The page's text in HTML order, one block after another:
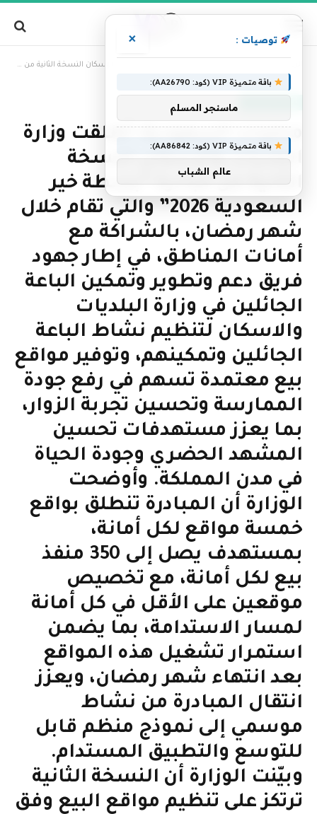
محليات السعودية: أطلقت وزارة البلديات والإسكان النسخة الثانية من مبادرة “بسطة خير السعودية 2026” والتي تقام خلال شهر رمضان، بالشراكة مع أمانات المناطق، في إطار جهود فريق دعم وتطوير وتمكين الباعة الجائلين في وزارة البلديات والاسكان لتنظيم نشاط الباعة الجائلين وتمكينهم، وتوفير مواقع بيع معتمدة تسهم في رفع جودة الممارسة وتحسين تجربة الزوار، بما يعزز مستهدفات تحسين المشهد الحضري وجودة الحياة في مدن المملكة. وأوضحت الوزارة أن المبادرة تنطلق بواقع خمسة مواقع لكل أمانة، بمستهدف يصل إلى 350 منفذ بيع لكل أمانة، مع تخصيص موقعين على الأقل في كل أمانة لمسار الاستدامة، بما يضمن استمرار تشغيل هذه المواقع بعد انتهاء شهر رمضان، ويعزز انتقال المبادرة من نشاط موسمي إلى نموذج منظم قابل للتوسع والتطبيق المستدام. وبيّنت الوزارة أن النسخة الثانية ترتكز على تنظيم مواقع البيع وفق اشتراطات واضحة ومعايير تشغيل موحدة، تسهم في رفع مستوى الامتثال داخل المواقع المعتمدة، وتعزيز السلامة للبائعين والزوار، إلى جانب تطبيق رقابة ميدانية مستمرة لضمان الالتزام بالمتطلبات النظامية والصحية. وأكّدت الوزارة أن المبادرة تسهم في تعزيز الصورة الحضارية للبسطات المرخصة بوصفها نموذجًا منظمًا يعكس هوية المدن ويحسن المشهد العام، من خلال توحيد عناصر الهوية البصرية داخل المواقع مع مراعاة الخصوصية المحلية لكل منطقة، بما يتيح فرصًا اقتصادية أكثر استدامة للمشاركين، ويفتح مسارًا تدريجيًا للتحول من أنشطة غير منظمة إلى ممارسة رسمية ضمن أطر تنظيمية واضحة، الأمر الذي ينعكس على استقرار الدخل، وتحسين جودة الخدمة، وتعزيز موثوقية التجربة. وأشارت الوزارة إلى أن اختيار مواقع المبادرة يتم وفق معايير ترتبط بحيوية المكان وملاءمته للكثافة السكانية، وقربه من الوجهات العامة مثل الحدائق والساحات العامة والواجهات البحرية، وتوفر الخدمات الأساسية، مع قابلية التنظيم طويل الأمد بما يحقق انسيابية الحركة ووضوح مسارات التشغيل والرقابة، كما يُراعى في اختيار المشاركين استيفاء المتطلبات النظامية والصحية، وتحديد النشاط بوضوح، ورفع مستوى الالتزام. يُذكر أن النسخة الأولى من مبادرة “بسطة خير السعودية 2025” شهدت مشاركة 1732 بائعًا، واستقبال نحو 814 ألف زائر، إلى جانب تحقيق نسبة استدامة بلغت 30% بعد انتهاء المبادرة، وتسجيل مستويات رضا وصلت إلى 90% لدى المشاركين والزوار، ما يعكس أثرها الاقتصادي والاجتماعي، ويدعم توجه الوزارة نحو تطوير نموذج منظّم ومستدام لتمكين الباعة الجائلين في مختلف مناطق المملكة.
محليات السعودية: أطلقت وزارة
البلديات والإسكان النسخة
الثانية من مبادرة “بسطة خير
السعودية 2026” والتي تقام خلال
شهر رمضان، بالشراكة مع
أمانات المناطق، في إطار جهود
فريق دعم وتطوير وتمكين الباعة
الجائلين في وزارة البلديات
والاسكان لتنظيم نشاط الباعة
الجائلين وتمكينهم، وتوفير مواقع
بيع معتمدة تسهم في رفع جودة
الممارسة وتحسين تجربة الزوار،
بما يعزز مستهدفات تحسين
المشهد الحضري وجودة الحياة
في مدن المملكة. وأوضحت
الوزارة أن المبادرة تنطلق بواقع
خمسة مواقع لكل أمانة،
بمستهدف يصل إلى 350 منفذ
بيع لكل أمانة، مع تخصيص
موقعين على الأقل في كل أمانة
لمسار الاستدامة، بما يضمن
استمرار تشغيل هذه المواقع
بعد انتهاء شهر رمضان، ويعزز
انتقال المبادرة من نشاط
موسمي إلى نموذج منظم قابل
للتوسع والتطبيق المستدام.
وبيّنت الوزارة أن النسخة الثانية
ترتكز على تنظيم مواقع البيع وفق
توصيات : ×
باقة متميزة VIP (كود: AA26790):
ماسنجر المسلم
باقة متميزة VIP (كود: AA86842):
عالم الشباب